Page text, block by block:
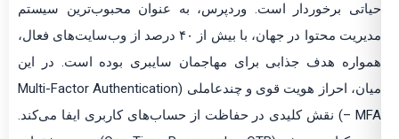
حیاتی برخوردار است. وردپرس، به عنوان محبوب‌ترین سیستم
مدیریت محتوا در جهان، با بیش از ۴۰ درصد از وب‌سایت‌های فعال،
همواره هدف جذابی برای مهاجمان سایبری بوده است. در این
میان، احراز هویت قوی و چندعاملی (Multi-Factor Authentication
– MFA) نقش کلیدی در حفاظت از حساب‌های کاربری ایفا می‌کند.